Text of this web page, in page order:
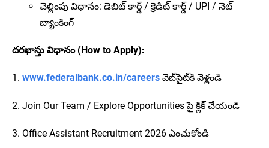
చెల్లింపు విధానం: డెబిట్ కార్డ్ / క్రెడిట్ కార్డ్ / UPI / నెట్
బ్యాంకింగ్
దరఖాస్తు విధానం (How to Apply):
1. www.federalbank.co.in/careers వెబ్‌సైట్‌కి వెళ్లండి
2. Join Our Team / Explore Opportunities పై క్లిక్ చేయండి
3. Office Assistant Recruitment 2026 ఎంచుకోండి